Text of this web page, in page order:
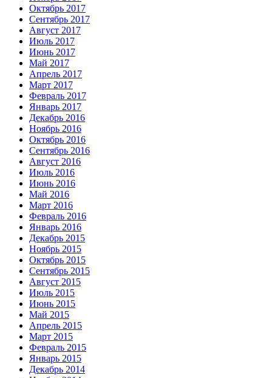
Октябрь 2017
Сентябрь 2017
Август 2017
Июль 2017
Июнь 2017
Май 2017
Апрель 2017
Март 2017
Февраль 2017
Январь 2017
Декабрь 2016
Ноябрь 2016
Октябрь 2016
Сентябрь 2016
Август 2016
Июль 2016
Июнь 2016
Май 2016
Март 2016
Февраль 2016
Январь 2016
Декабрь 2015
Ноябрь 2015
Октябрь 2015
Сентябрь 2015
Август 2015
Июль 2015
Июнь 2015
Май 2015
Апрель 2015
Март 2015
Февраль 2015
Январь 2015
Декабрь 2014